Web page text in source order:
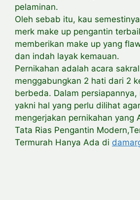
pelaminan.
Oleh sebab itu, kau
merk make up pengantin
memberikan make up yang
dan indah layak kemauan.
Pernikahan adalah acara
menggabungkan 2 hati dari 2
berbeda. Dalam persiapannya,
yakni hal yang perlu dilihat
mengerjakan pernikahan yang
Tata Rias Pengantin
Termurah Hanya Ada di